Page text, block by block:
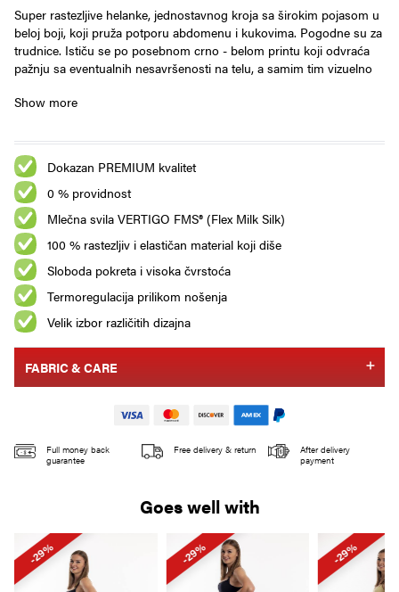
Super rastezljive helanke, jednostavnog kroja sa širokim pojasom u
beloj boji, koji pruža potporu abdomenu i kukovima. Pogodne su za
trudnice. Ističu se po posebnom crno - belom printu koji odvraća
pažnju sa eventualnih nesavršenosti na telu, a samim tim vizuelno
Show more
Dokazan PREMIUM kvalitet
0 % providnost
Mlečna svila VERTIGO FMS® (Flex Milk Silk)
100 % rastezljiv i elastičan material koji diše
Sloboda pokreta i visoka čvrstoća
Termoregulacija prilikom nošenja
Velik izbor različitih dizajna
FABRIC & CARE
Full money back
guarantee
Free delivery & return
After delivery
payment
Goes well with
-29% -29% -29%